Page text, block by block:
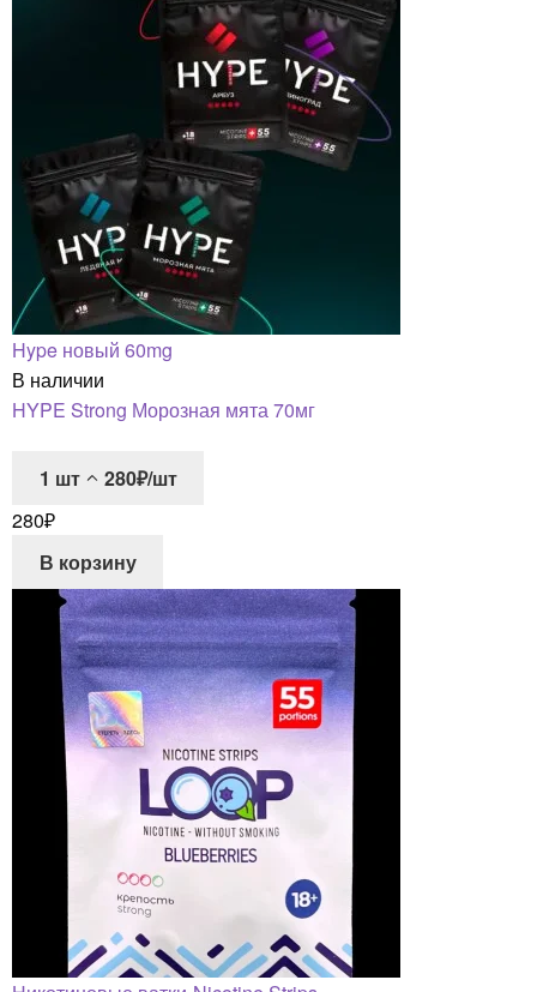
Hype новый 60mg
В наличии
HYPE Strong Морозная мята 70мг
1 шт
280₽/шт
280₽
В корзину